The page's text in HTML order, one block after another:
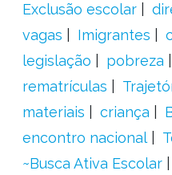
Exclusão escolar
vagas
Imigrantes
legislação
pobreza
rematrículas
materiais
criança
encontro nacional
~Busca Ativa Escolar